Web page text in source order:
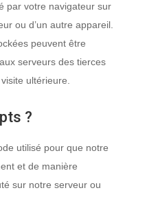
par votre navigateur sur
ou d’un autre appareil.
peuvent être
serveurs des tierces
ultérieure.
?
utilisé pour que notre
et de manière
sur notre serveur ou